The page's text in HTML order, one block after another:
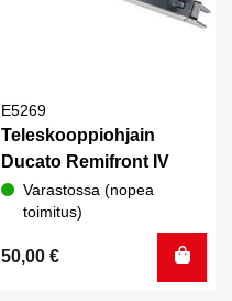
E5269
Teleskooppiohjain
Ducato Remifront IV
Varastossa (nopea
toimitus)
50,00 €